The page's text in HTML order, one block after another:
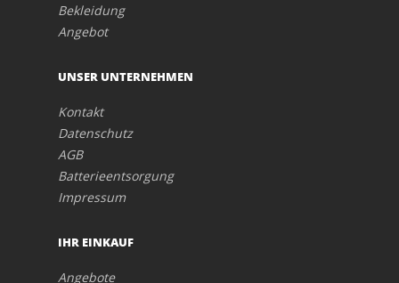
Bekleidung
Angebot
UNSER UNTERNEHMEN
Kontakt
Datenschutz
AGB
Batterieentsorgung
Impressum
IHR EINKAUF
Angebote